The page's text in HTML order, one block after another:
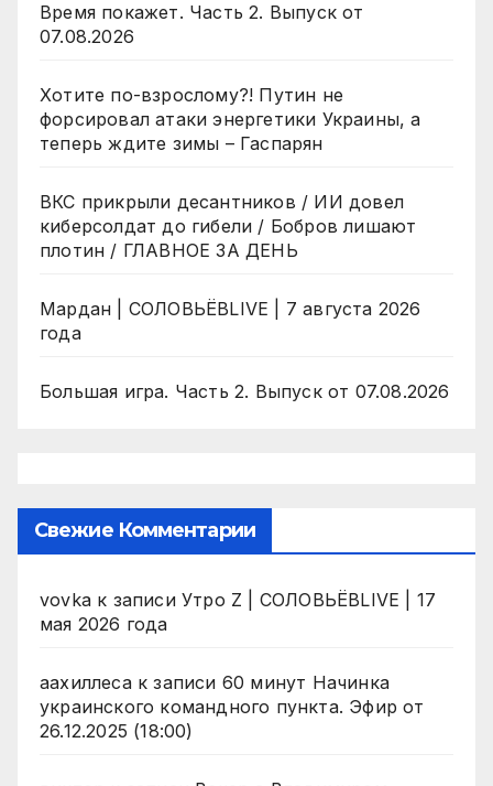
Время покажет. Часть 2. Выпуск от
07.08.2026
Хотите по-взрослому?! Путин не
форсировал атаки энергетики Украины, а
теперь ждите зимы – Гаспарян
ВКС прикрыли десантников / ИИ довел
киберсолдат до гибели / Бобров лишают
плотин / ГЛАВНОЕ ЗА ДЕНЬ
Мардан | СОЛОВЬЁВLIVE | 7 августа 2026
года
Большая игра. Часть 2. Выпуск от 07.08.2026
Свежие Комментарии
vovka к записи Утро Z | СОЛОВЬЁВLIVE | 17
мая 2026 года
аахиллесак записи 60 минут Начинка
украинского командного пункта. Эфир от
26.12.2025 (18:00)